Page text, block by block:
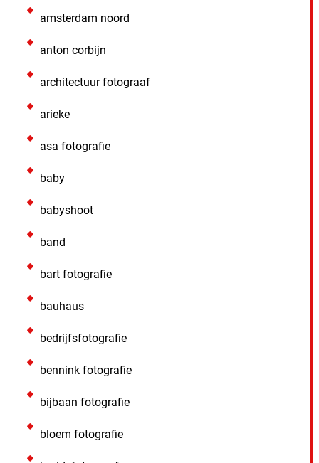
amsterdam noord
anton corbijn
architectuur fotograaf
arieke
asa fotografie
baby
babyshoot
band
bart fotografie
bauhaus
bedrijfsfotografie
bennink fotografie
bijbaan fotografie
bloem fotografie